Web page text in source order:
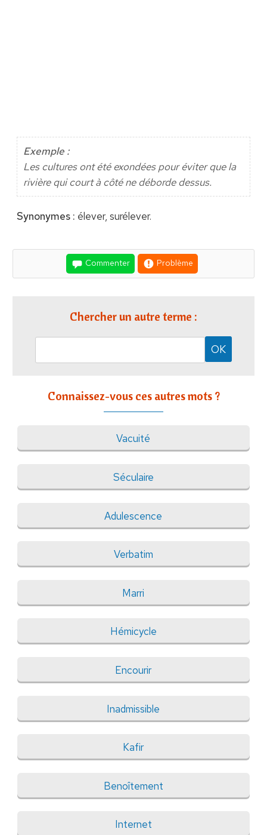
Exemple :
Les cultures ont été exondées pour éviter que la
rivière qui court à côté ne déborde dessus.
Synonymes : élever, surélever.
Commenter Problème
Chercher un autre terme :
Connaissez-vous ces autres mots ?
Vacuité
Séculaire
Adulescence
Verbatim
Marri
Hémicycle
Encourir
Inadmissible
Kafir
Benoîtement
Internet